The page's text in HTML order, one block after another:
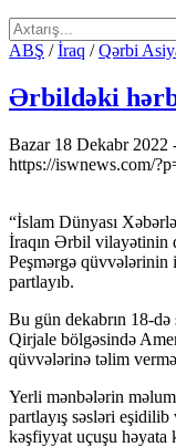
ABŞ /İraq /Qərbi
Ərbildəki
Bazar 18 Dekabr 2022
https://iswnews.com/
“İslam Dünyası
İraqın Ərbil vilayətinin
Peşmərgə qüvvələrinin
partlayıb.
Bu gün dekabrın 18-
Qirjale bölgəsində
qüvvələrinə təlim
Yerli mənbələrin
partlayış səsləri
kəşfiyyat uçuşu həyata